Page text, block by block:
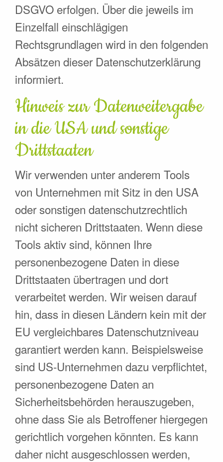
DSGVO erfolgen. Über die jeweils im
Einzelfall einschlägigen
Rechtsgrundlagen wird in den folgenden
Absätzen dieser Datenschutzerklärung
informiert.
Hinweis zur Datenweitergabe
in die USA und sonstige
Drittstaaten
Wir verwenden unter anderem Tools
von Unternehmen mit Sitz in den USA
oder sonstigen datenschutzrechtlich
nicht sicheren Drittstaaten. Wenn diese
Tools aktiv sind, können Ihre
personenbezogene Daten in diese
Drittstaaten übertragen und dort
verarbeitet werden. Wir weisen darauf
hin, dass in diesen Ländern kein mit der
EU vergleichbares Datenschutzniveau
garantiert werden kann. Beispielsweise
sind US-Unternehmen dazu verpflichtet,
personenbezogene Daten an
Sicherheitsbehörden herauszugeben,
ohne dass Sie als Betroffener hiergegen
gerichtlich vorgehen könnten. Es kann
daher nicht ausgeschlossen werden,